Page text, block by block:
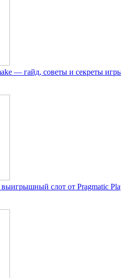
— гайд, советы и секреты
слот от Pragmatic